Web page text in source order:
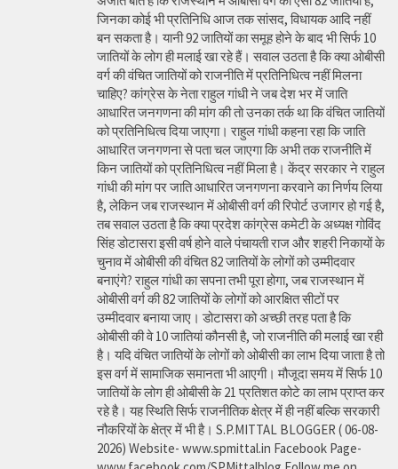
जिनका कोई भी प्रतिनिधि आज तक सांसद, विधायक आदि नहीं
बन सकता है। यानी 92 जातियों का समूह होने के बाद भी सिर्फ 10
जातियों के लोग ही मलाई खा रहे हैं। सवाल उठता है कि क्या ओबीसी
वर्ग की वंचित जातियों को राजनीति में प्रतिनिधित्व नहीं मिलना
चाहिए? कांग्रेस के नेता राहुल गांधी ने जब देश भर में जाति
आधारित जनगणना की मांग की तो उनका तर्क था कि वंचित जातियों
को प्रतिनिधित्व दिया जाएगा। राहुल गांधी कहना रहा कि जाति
आधारित जनगणना से पता चल जाएगा कि अभी तक राजनीति में
किन जातियों को प्रतिनिधित्व नहीं मिला है। केंद्र सरकार ने राहुल
गांधी की मांग पर जाति आधारित जनगणना करवाने का निर्णय लिया
है, लेकिन जब राजस्थान में ओबीसी वर्ग की रिपोर्ट उजागर हो गई है,
तब सवाल उठता है कि क्या प्रदेश कांग्रेस कमेटी के अध्यक्ष गोविंद
सिंह डोटासरा इसी वर्ष होने वाले पंचायती राज और शहरी निकायों के
चुनाव में ओबीसी की वंचित 82 जातियों के लोगों को उम्मीदवार
बनाएंगे? राहुल गांधी का सपना तभी पूरा होगा, जब राजस्थान में
ओबीसी वर्ग की 82 जातियों के लोगों को आरक्षित सीटों पर
उम्मीदवार बनाया जाए। डोटासरा को अच्छी तरह पता है कि
ओबीसी की वे 10 जातियां कौनसी है, जो राजनीति की मलाई खा रही
है। यदि वंचित जातियों के लोगों को ओबीसी का लाभ दिया जाता है तो
इस वर्ग में सामाजिक समानता भी आएगी। मौजूदा समय में सिर्फ 10
जातियों के लोग ही ओबीसी के 21 प्रतिशत कोटे का लाभ प्राप्त कर
रहे है। यह स्थिति सिर्फ राजनीतिक क्षेत्र में ही नहीं बल्कि सरकारी
नौकरियों के क्षेत्र में भी है। S.P.MITTAL BLOGGER ( 06-08-
2026) Website- www.spmittal.in Facebook Page-